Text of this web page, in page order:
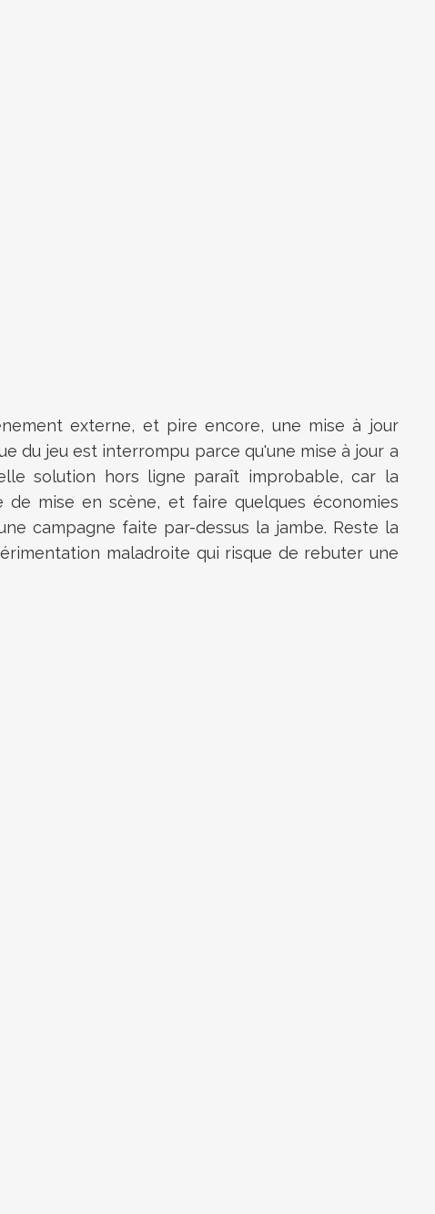
externe, et pire encore, une mise à jour
du jeu est interrompu parce qu'une mise à jour a
solution hors ligne paraît improbable, car la
mise en scène, et faire quelques économies
campagne faite par-dessus la jambe. Reste la
maladroite qui risque de rebuter une